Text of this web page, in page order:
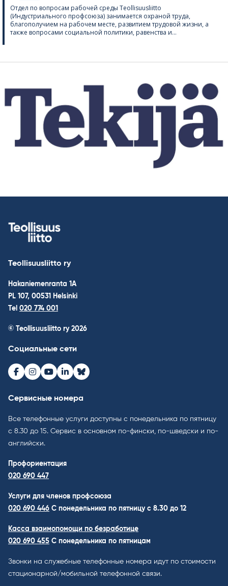
Отдел по вопросам рабочей среды Teol­li­suus­liitto
(Индустриального профсоюза) занимается охраной труда,
благополучием на рабочем месте, развитием трудовой жизни, а
также вопросами социальной политики, равенства и...
Teollisuusliitto ry
Hakaniemenranta 1A
PL 107, 00531 Helsinki
Tel 020 774 001
© Teollisuusliitto ry 2026
Социальные сети
Facebook
Instagram
Youtube
LinkedInBluesky
Сервисные номера
Все телефонные услуги доступны с понедельника по пятницу
с 8.30 до 15. Cервис в основном по-фински, по-шведски и по-
английски.
Профориентация
020 690 447
Услуги для членов профсоюза
020 690 446 C понедельника по пятницу с 8.30 до 12
Касса взаимопомощи по безработице
020 690 455 С понедельника по пятницам
Звонки на служебные телефонные номера идут по стоимости
стационарной/мобильной телефонной связи.